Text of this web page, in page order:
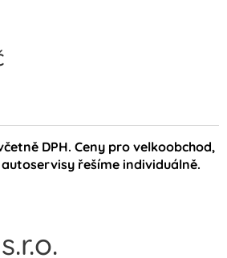
DPH. Ceny pro velkoobchod,
řešíme individuálně.
s.r.o.